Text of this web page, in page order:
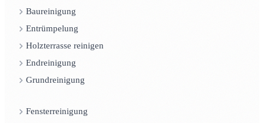
Baureinigung
Entrümpelung
Holzterrasse reinigen
Endreinigung
Grundreinigung
Fensterreinigung